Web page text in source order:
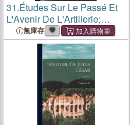
31.Études Sur Le Passé Et
L'Avenir De L'Artillerie;
Volume 1
無庫存